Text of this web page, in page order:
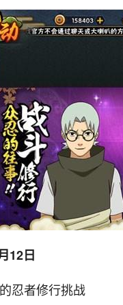
12日
忍者修行挑战